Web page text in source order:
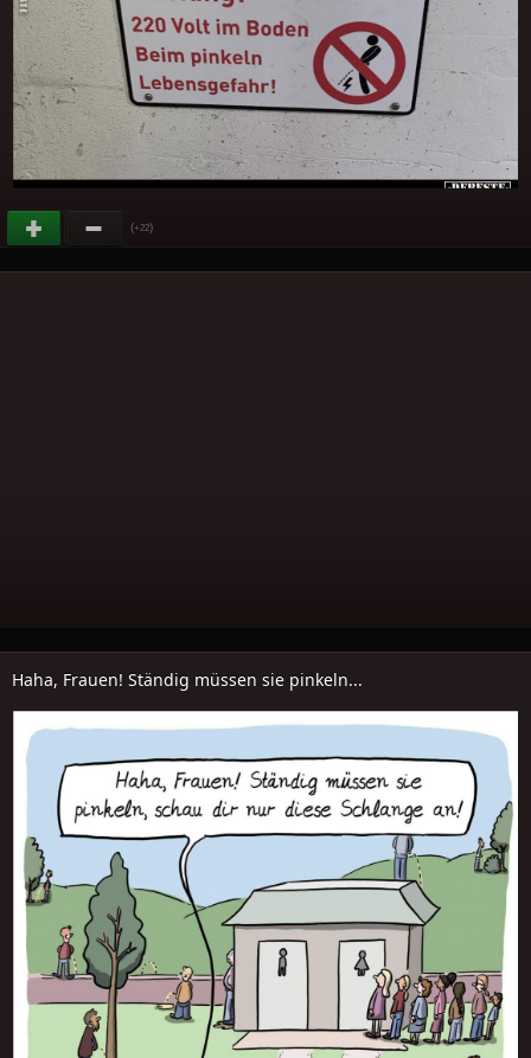
(+22)
Haha, Frauen! Ständig müssen sie pinkeln...